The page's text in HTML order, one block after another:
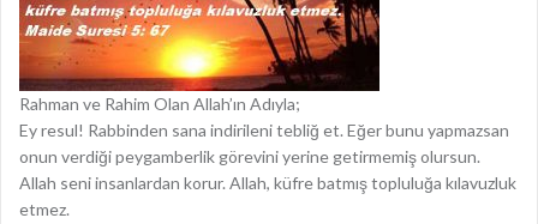
Rahman ve Rahim Olan Allah’ın Adıyla;
Ey resul! Rabbinden sana indirileni tebliğ et. Eğer bunu yapmazsan
onun verdiği peygamberlik görevini yerine getirmemiş olursun.
Allah seni insanlardan korur. Allah, küfre batmış topluluğa kılavuzluk
etmez.